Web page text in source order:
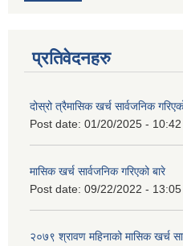
प्रतिवेदनहरु
दोस्रो त्रैमासिक खर्च सार्वजनिक
Post date: 01/20/2025 - 10:42
मासिक खर्च सार्वजनिक गरिएको बारे
Post date: 09/22/2022 - 13:05
२०७९ श्रावण महिनाको मासिक खर्च